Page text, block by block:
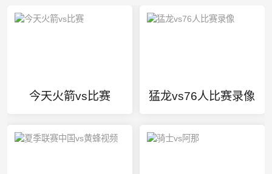
今天火箭vs比赛 猛龙vs76人比赛录像